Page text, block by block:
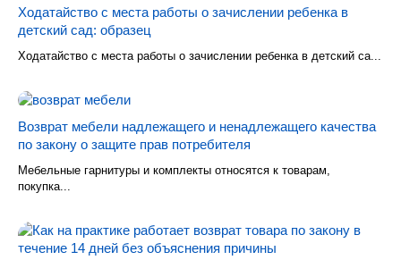
Ходатайство с места работы о зачислении ребенка в
детский сад: образец
Ходатайство с места работы о зачислении ребенка в детский са...
Возврат мебели надлежащего и ненадлежащего качества
по закону о защите прав потребителя
Мебельные гарнитуры и комплекты относятся к товарам,
покупка...